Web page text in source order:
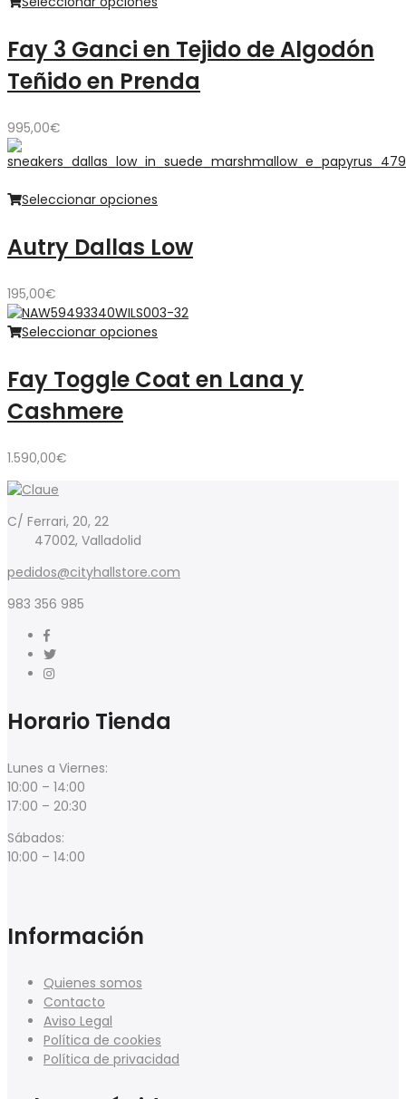
Fay 3 Ganci en Tejido de Algodón
Teñido en Prenda
995,00€
Seleccionar opciones
Autry Dallas Low
195,00€
Seleccionar opciones
Fay Toggle Coat en Lana y
Cashmere
1.590,00€
C/ Ferrari, 20, 22
47002, Valladolid
pedidos@cityhallstore.com
983 356 985
Horario Tienda
Lunes a Viernes:
10:00 – 14:00
17:00 – 20:30
Sábados:
10:00 – 14:00
Información
Quienes somos
Contacto
Aviso Legal
Política de cookies
Política de privacidad